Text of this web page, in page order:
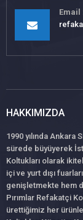
Email
HAKKIMIZDA
1990 yılında
sürede büyüyerek
Koltukları olarak
içi ve yurt dışı
genişletmekte hem
Pırımlar Refakatçi
ürettiğimiz her